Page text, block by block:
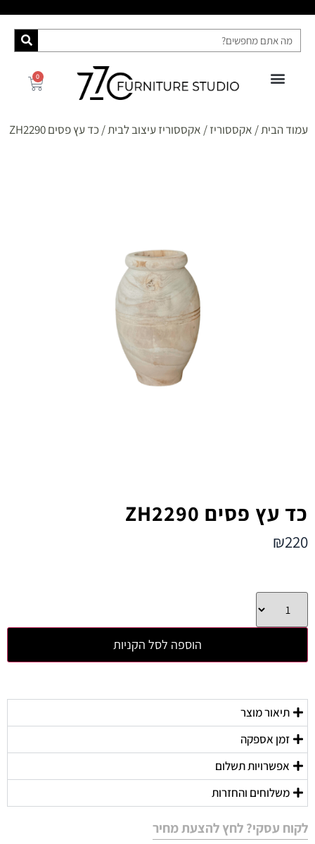
0
עמוד הבית/ אקססוריז/ אקססוריז עיצוב לבית/ כד עץ פסים ZH2290
כד עץ פסים ZH2290
₪220
הוספה לסל הקניות
תיאור מוצר
זמן אספקה
אפשרויות תשלום
משלוחים והחזרות
לקוח עסקי? לחץ להצעת מחיר